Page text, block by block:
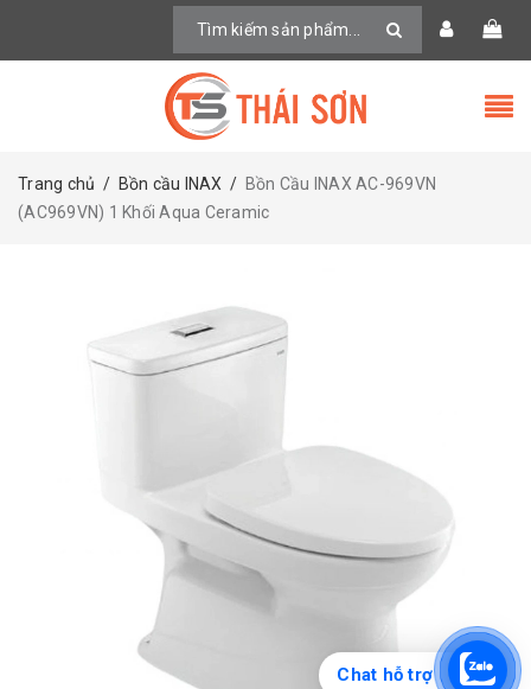
Trang chủ / Bồn cầu INAX / Bồn Cầu INAX AC-969VN
(AC969VN) 1 Khối Aqua Ceramic
Chat hỗ trợ